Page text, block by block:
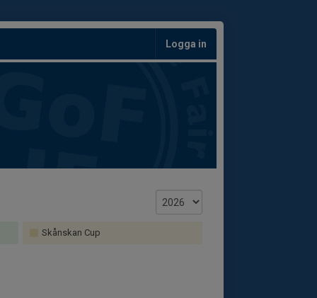
Logga in
Skånskan Cup